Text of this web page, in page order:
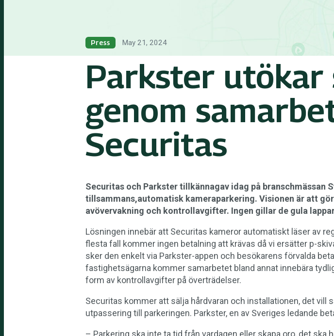
Press May 21, 2024
Parkster
genom
Securitas
Securitas och Parkster tillkännagav idag på branschmässan
tillsammans,automatisk kameraparkering. Visionen är att
avövervakning och kontrollavgifter. Ingen gillar de gula
Lösningen innebär att Securitas kameror automatiskt läser av
flesta fall kommer ingen betalning att krävas då vi ersätter p-
sker den enkelt via Parkster-appen och besökarens förvalda
fastighetsägarna kommer samarbetet bland annat innebära
form av kontrollavgifter på överträdelser.
Securitas kommer att sälja hårdvaran och installationen, det
utpassering till parkeringen. Parkster, en av Sveriges ledande
– Parkering ska inte ta tid från vardagen eller skapa oro, det